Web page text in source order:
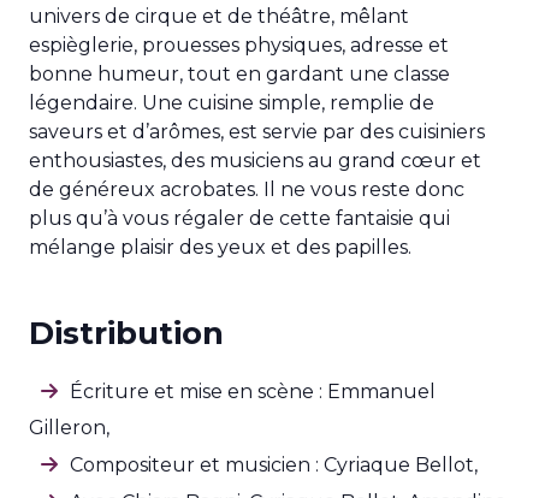
univers de cirque et de théâtre, mêlant
espièglerie, prouesses physiques, adresse et
bonne humeur, tout en gardant une classe
légendaire. Une cuisine simple, remplie de
saveurs et d’arômes, est servie par des cuisiniers
enthousiastes, des musiciens au grand cœur et
de généreux acrobates. Il ne vous reste donc
plus qu’à vous régaler de cette fantaisie qui
mélange plaisir des yeux et des papilles.
Distribution
Écriture et mise en scène : Emmanuel
Gilleron,
Compositeur et musicien : Cyriaque Bellot,